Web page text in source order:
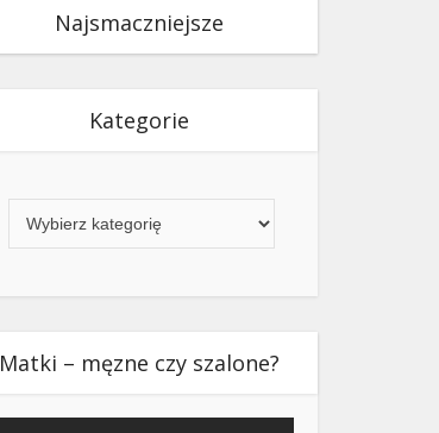
Najsmaczniejsze
Kategorie
Matki – męzne czy szalone?